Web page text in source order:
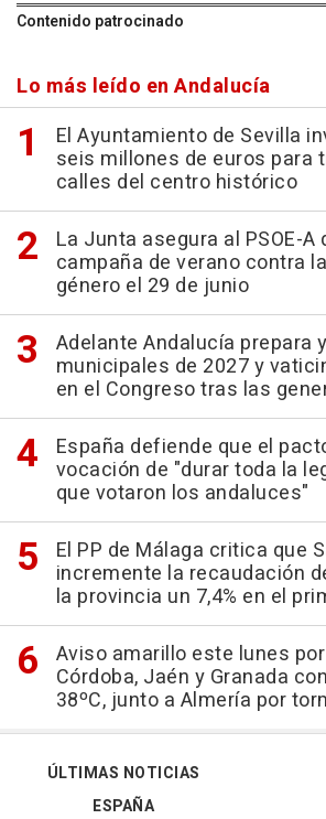
Contenido patrocinado
Lo más leído en Andalucía
El Ayuntamiento de Sevilla
seis millones de euros para
calles del centro histórico
La Junta asegura al PSOE-
campaña de verano contra
género el 29 de junio
Adelante Andalucía prepara
municipales de 2027 y
en el Congreso tras las
España defiende que el
vocación de "durar toda la
que votaron los andaluces"
El PP de Málaga critica que
incremente la recaudación
la provincia un 7,4% en el
Aviso amarillo este lunes
Córdoba, Jaén y Granada
38ºC, junto a Almería por
ÚLTIMAS NOTICIAS
ESPAÑA